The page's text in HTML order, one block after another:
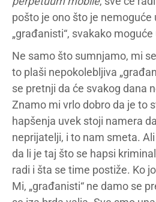
pošto je ono što je
„građanisti“, svakako moguće
Ne samo što sumnjamo, mi
to plaši nepokolebljiva
se pretnji da će svakog dana
Znamo mi vrlo dobro da je to
hapšenja uvek stoji namera
neprijatelji, i to nam smeta.
da li je taj što se hapsi
radi i šta se time postiže. Ko
Mi, „građanisti“ ne damo se